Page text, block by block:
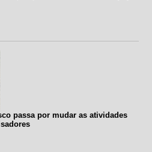
passa por mudar as atividades